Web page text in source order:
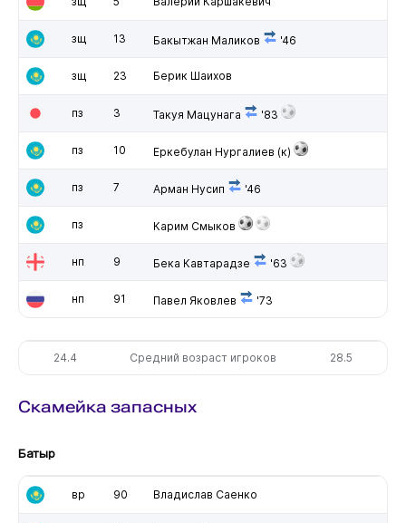
зщ 13 Бакытжан Маликов '46
зщ 23 Берик Шаихов
пз 3 Такуя Мацунага '83
пз 10 Еркебулан Нургалиев (к)
пз 7 Арман Нусип '46
пз Карим Смыков
нп 9 Бека Кавтарадзе '63
нп 91 Павел Яковлев '73
24.4 Средний возраст игроков 28.5
Скамейка запасных
Батыр
вр 90 Владислав Саенко